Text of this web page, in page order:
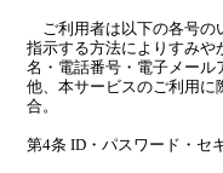
ご利用者は以下の各号の
指示する方法によりすみ
名・電話番号・電子メー
他、本サービスのご利用
合。
第4条 ID・パスワード・セ